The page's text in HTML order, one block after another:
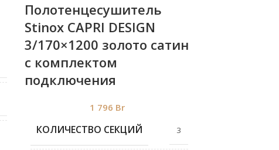
Полотенцесушитель
Stinox CAPRI DESIGN
3/170×1200 золото сатин
с комплектом
подключения
1 796 Br
КОЛИЧЕСТВО СЕКЦИЙ 3